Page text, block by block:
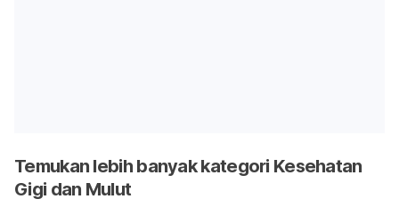
Temukan lebih banyak kategori Kesehatan
Gigi dan Mulut